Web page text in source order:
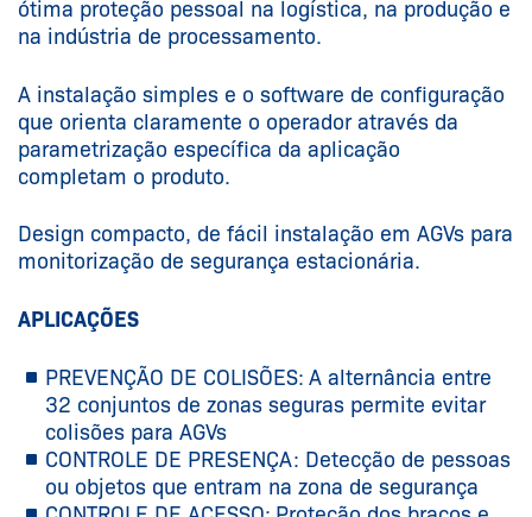
ótima proteção pessoal na logística, na produção e
na indústria de processamento.
A instalação simples e o software de configuração
que orienta claramente o operador através da
parametrização específica da aplicação
completam o produto.
Design compacto, de fácil instalação em AGVs para
monitorização de segurança estacionária.
APLICAÇÕES
PREVENÇÃO DE COLISÕES: A alternância entre
32 conjuntos de zonas seguras permite evitar
colisões para AGVs
CONTROLE DE PRESENÇA: Detecção de pessoas
ou objetos que entram na zona de segurança